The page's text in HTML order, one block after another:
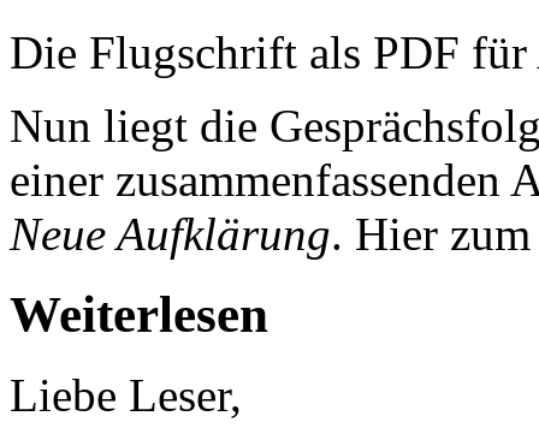
Die Flugschrift als PDF für
Nun liegt die
einer zusammenfassenden
Neue Aufklärung. Hier
Weiterlesen
Liebe Leser,